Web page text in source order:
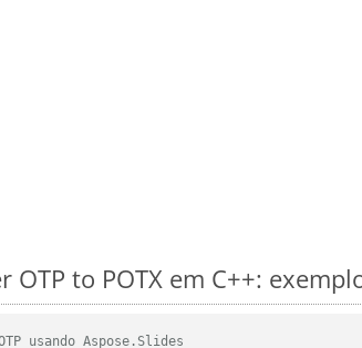
OTP to POTX em C++:
usando Aspose.Slides